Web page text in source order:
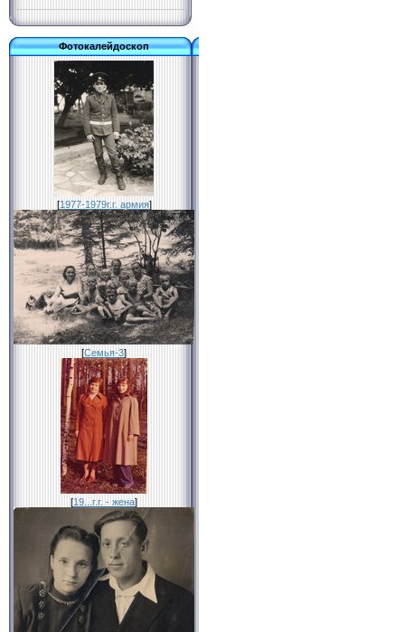
Фотокалейдоскоп
[1977-1979г.г. армия]
[Семья-3]
[19...г.г. - жена]